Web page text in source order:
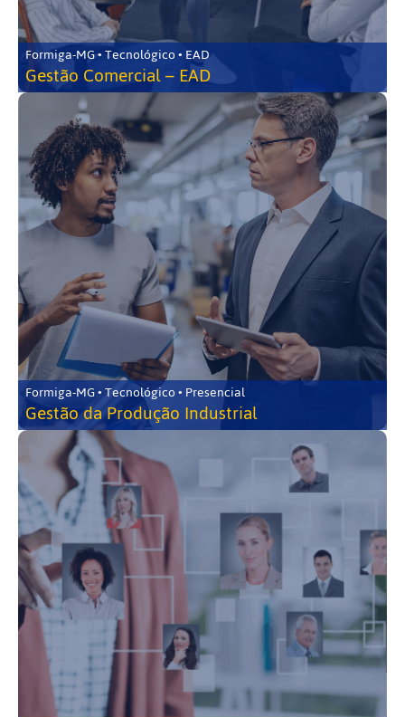
Formiga-MG • Tecnológico • EAD
Gestão Comercial – EAD
Formiga-MG • Tecnológico • Presencial
Gestão da Produção Industrial